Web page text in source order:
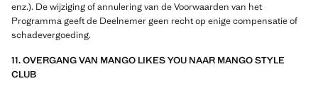
enz.). De wijziging of annulering van de Voorwaarden van het
Programma geeft de Deelnemer geen recht op enige compensatie of
schadevergoeding.
11. OVERGANG VAN MANGO LIKES YOU NAAR MANGO STYLE
CLUB